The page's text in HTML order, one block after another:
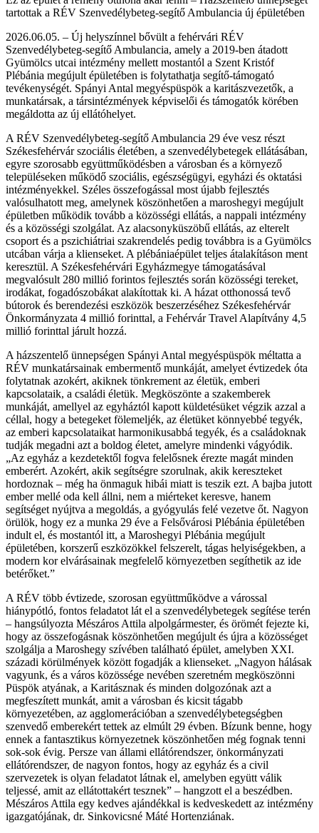
tartottak a RÉV Szenvedélybeteg-segítő Ambulancia új épületében
2026.06.05. – Új helyszínnel bővült a fehérvári RÉV
Szenvedélybeteg-segítő Ambulancia, amely a 2019-ben átadott
Gyümölcs utcai intézmény mellett mostantól a Szent Kristóf
Plébánia megújult épületében is folytathatja segítő-támogató
tevékenységét. Spányi Antal megyéspüspök a karitászvezetők, a
munkatársak, a társintézmények képviselői és támogatók körében
megáldotta az új ellátóhelyet.
A RÉV Szenvedélybeteg-segítő Ambulancia 29 éve vesz részt
Székesfehérvár szociális életében, a szenvedélybetegek ellátásában,
egyre szorosabb együttműködésben a városban és a környező
településeken működő szociális, egészségügyi, egyházi és oktatási
intézményekkel. Széles összefogással most újabb fejlesztés
valósulhatott meg, amelynek köszönhetően a maroshegyi megújult
épületben működik tovább a közösségi ellátás, a nappali intézmény
és a közösségi szolgálat. Az alacsonyküszöbű ellátás, az elterelt
csoport és a pszichiátriai szakrendelés pedig továbbra is a Gyümölcs
utcában várja a klienseket. A plébániaépület teljes átalakításon ment
keresztül. A Székesfehérvári Egyházmegye támogatásával
megvalósult 280 millió forintos fejlesztés során közösségi tereket,
irodákat, fogadószobákat alakítottak ki. A házat otthonossá tevő
bútorok és berendezési eszközök beszerzéséhez Székesfehérvár
Önkormányzata 4 millió forinttal, a Fehérvár Travel Alapítvány 4,5
millió forinttal járult hozzá.
A házszentelő ünnepségen Spányi Antal megyéspüspök méltatta a
RÉV munkatársainak embermentő munkáját, amelyet évtizedek óta
folytatnak azokért, akiknek tönkrement az életük, emberi
kapcsolataik, a családi életük. Megköszönte a szakemberek
munkáját, amellyel az egyháztól kapott küldetésüket végzik azzal a
céllal, hogy a betegeket fölemeljék, az életüket könnyebbé tegyék,
az emberi kapcsolataikat harmonikusabbá tegyék, és a családoknak
tudják megadni azt a boldog életet, amelyre mindenki vágyódik.
„Az egyház a kezdetektől fogva felelősnek érezte magát minden
emberért. Azokért, akik segítségre szorulnak, akik kereszteket
hordoznak – még ha önmaguk hibái miatt is teszik ezt. A bajba jutott
ember mellé oda kell állni, nem a miérteket keresve, hanem
segítséget nyújtva a megoldás, a gyógyulás felé vezetve őt. Nagyon
örülök, hogy ez a munka 29 éve a Felsővárosi Plébánia épületében
indult el, és mostantól itt, a Maroshegyi Plébánia megújult
épületében, korszerű eszközökkel felszerelt, tágas helyiségekben, a
modern kor elvárásainak megfelelő környezetben segíthetik az ide
betérőket.”
A RÉV több évtizede, szorosan együttműködve a várossal
hiánypótló, fontos feladatot lát el a szenvedélybetegek segítése terén
– hangsúlyozta Mészáros Attila alpolgármester, és örömét fejezte ki,
hogy az összefogásnak köszönhetően megújult és újra a közösséget
szolgálja a Maroshegy szívében található épület, amelyben XXI.
századi körülmények között fogadják a klienseket. „Nagyon hálásak
vagyunk, és a város közössége nevében szeretném megköszönni
Püspök atyának, a Karitásznak és minden dolgozónak azt a
megfeszített munkát, amit a városban és kicsit tágabb
környezetében, az agglomerációban a szenvedélybetegségben
szenvedő emberekért tettek az elmúlt 29 évben. Bízunk benne, hogy
ennek a fantasztikus környezetnek köszönhetően még fognak tenni
sok-sok évig. Persze van állami ellátórendszer, önkormányzati
ellátórendszer, de nagyon fontos, hogy az egyház és a civil
szervezetek is olyan feladatot látnak el, amelyben együtt válik
teljessé, amit az ellátottakért tesznek” – hangzott el a beszédben.
Mészáros Attila egy kedves ajándékkal is kedveskedett az intézmény
igazgatójának, dr. Sinkovicsné Máté Hortenziának.